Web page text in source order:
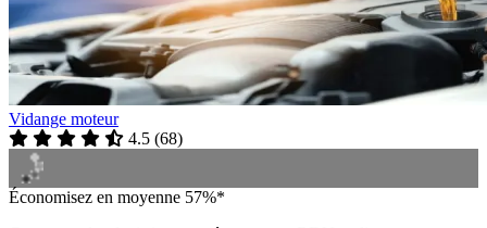
Vidange moteur
4.5 (68)
Économisez en moyenne 57%*